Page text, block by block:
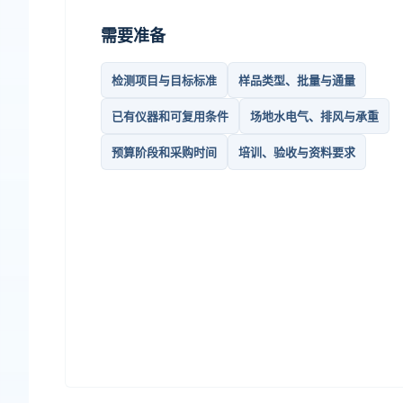
需要准备
检测项目与目标标准 样品类型、批量与通量
已有仪器和可复用条件 场地水电气、排风与承重
预算阶段和采购时间 培训、验收与资料要求